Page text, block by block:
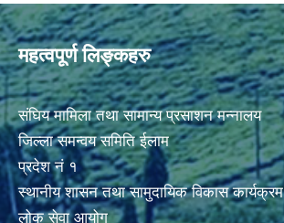
महत्वपूर्ण लिङ्कहरु
संघिय मामिला तथा सामान्य प्रसाशन मन्नालय
जिल्ला समन्वय समिति ईलाम
प्रदेश नं १
स्थानीय शासन तथा सामुदायिक विकास कार्यक्रम
लोक सेवा आयोग